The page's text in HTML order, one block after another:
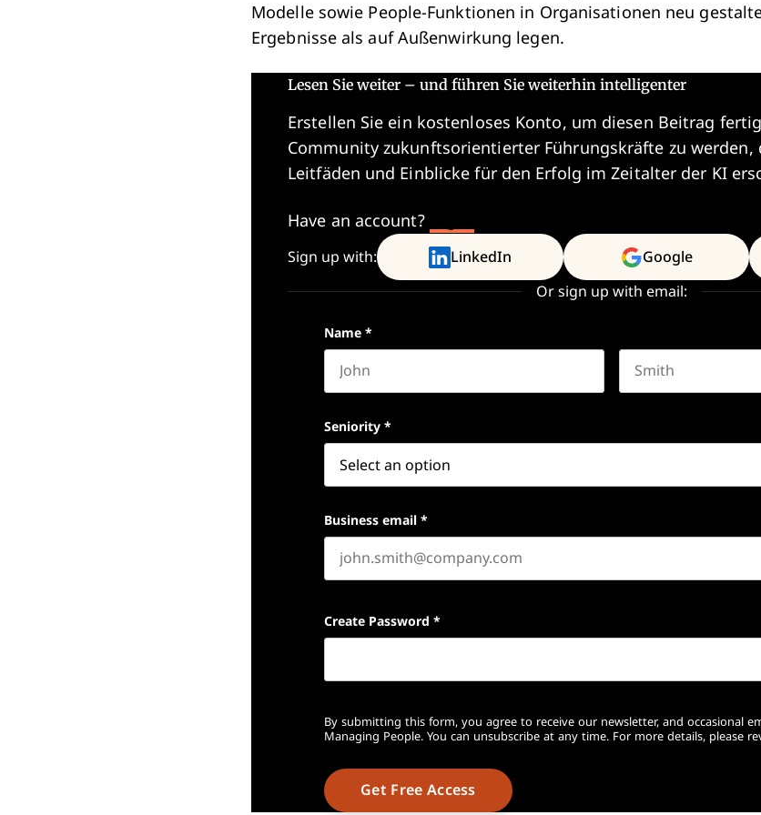
Modelle sowie People-Funktionen in Organisationen neu
Ergebnisse als auf Außenwirkung legen.
Lesen Sie weiter – und führen Sie weiterhin intelligenter
Erstellen Sie ein kostenloses Konto, um diesen Beitrag
Community zukunftsorientierter Führungskräfte zu werden,
Leitfäden und Einblicke für den Erfolg im Zeitalter der KI
Have an account?
Sign up with: LinkedIn Google
Or sign up with email:
Name *
Seniority *
Business email *
Create Password *
By submitting this form, you agree to receive our newsletter, and occasional
Managing People. You can unsubscribe at any time. For more details, please